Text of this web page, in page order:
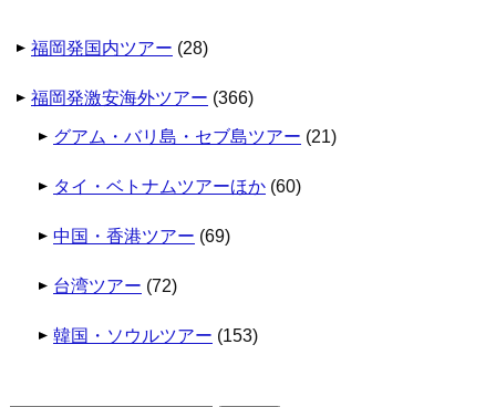
福岡発国内ツアー (28)
福岡発激安海外ツアー (366)
グアム・バリ島・セブ島ツアー (21)
タイ・ベトナムツアーほか (60)
中国・香港ツアー (69)
台湾ツアー (72)
韓国・ソウルツアー (153)